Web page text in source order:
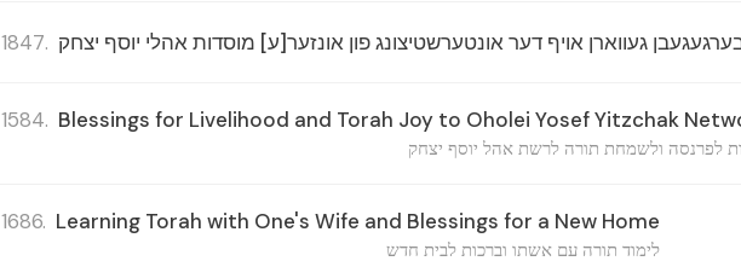
1847. געווארן אויף דער אונטערשטיצונג פון אונזער[ע] מוסדות אהלי יוסף יצחק
1584. Blessings for Livelihood and Torah Joy to Oholei Yosef Yitzchak
לפרנסה ולשמחת תורה לרשת אהל יוסף יצחק
1686. Learning Torah with One's Wife and Blessings for a New Home
לימוד תורה עם אשתו וברכות לבית חדש